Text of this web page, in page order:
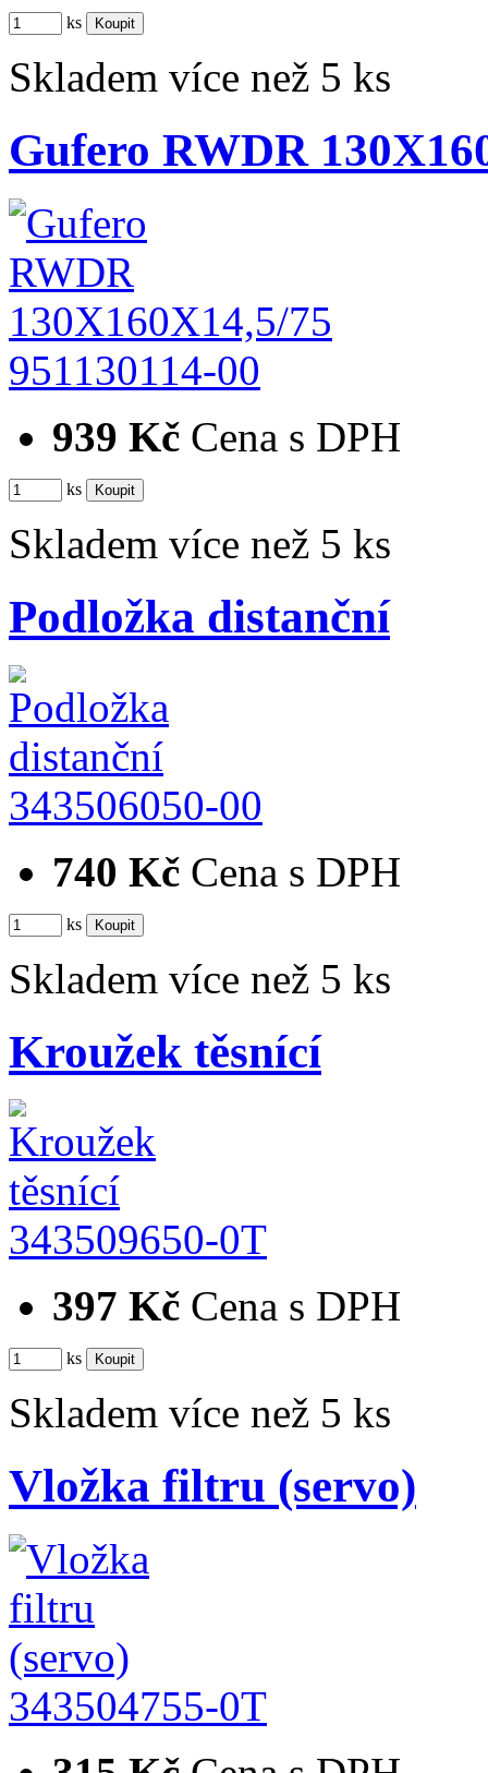
ks
Skladem více než 5 ks
Gufero RWDR
951130114-00
939 Kč Cena s DPH
ks
Skladem více než 5 ks
Podložka distanční
343506050-00
740 Kč Cena s DPH
ks
Skladem více než 5 ks
Kroužek těsnící
343509650-0T
397 Kč Cena s DPH
ks
Skladem více než 5 ks
Vložka filtru (servo)
343504755-0T